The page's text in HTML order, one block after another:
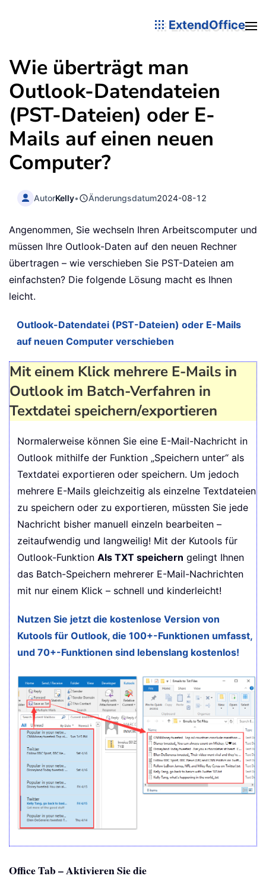
ExtendOffice
Wie überträgt man
Outlook-Datendateien
(PST-Dateien) oder E-
Mails auf einen neuen
Computer?
AutorKelly• Änderungsdatum2024-08-12
Angenommen, Sie wechseln Ihren Arbeitscomputer und
müssen Ihre Outlook-Daten auf den neuen Rechner
übertragen – wie verschieben Sie PST-Dateien am
einfachsten? Die folgende Lösung macht es Ihnen
leicht.
Outlook-Datendatei (PST-Dateien) oder E-Mails
auf neuen Computer verschieben
Mit einem Klick mehrere E-Mails in
Outlook im Batch-Verfahren in
Textdatei speichern/exportieren
Normalerweise können Sie eine E-Mail-Nachricht in
Outlook mithilfe der Funktion „Speichern unter“ als
Textdatei exportieren oder speichern. Um jedoch
mehrere E-Mails gleichzeitig als einzelne Textdateien
zu speichern oder zu exportieren, müssten Sie jede
Nachricht bisher manuell einzeln bearbeiten –
zeitaufwendig und langweilig! Mit der Kutools für
Outlook-Funktion Als TXT speichern gelingt Ihnen
das Batch-Speichern mehrerer E-Mail-Nachrichten
mit nur einem Klick – schnell und kinderleicht!
Nutzen Sie jetzt die kostenlose Version von
Kutools für Outlook, die 100+-Funktionen umfasst,
und 70+-Funktionen sind lebenslang kostenlos!
Office Tab – Aktivieren Sie die